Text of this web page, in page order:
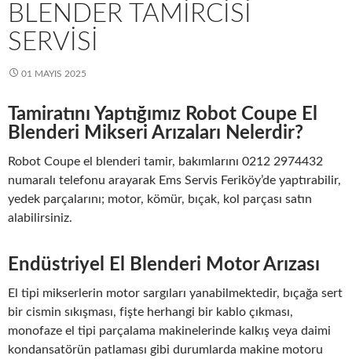
BLENDER TAMIRCISI
SERVISI
01 MAYIS 2025
Tamiratını Yaptığımız Robot Coupe El
Blenderi Mikseri Arızaları Nelerdir?
Robot Coupe el blenderi tamir, bakımlarını 0212 2974432
numaralı telefonu arayarak Ems Servis Feriköy’de yaptırabilir,
yedek parçalarını; motor, kömür, bıçak, kol parçası satın
alabilirsiniz.
Endüstriyel El Blenderi Motor Arızası
El tipi mikserlerin motor sargıları yanabilmektedir, bıçağa sert
bir cismin sıkışması, fişte herhangi bir kablo çıkması,
monofaze el tipi parçalama makinelerinde kalkış veya daimi
kondansatörün patlaması gibi durumlarda makine motoru